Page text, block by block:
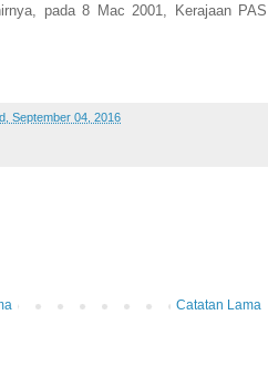
pada 8 Mac 2001, Kerajaan PAS
September 04, 2016
Catatan Lama